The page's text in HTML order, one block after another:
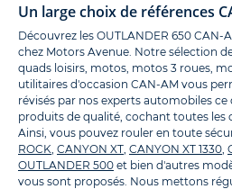
Un large choix de références
Découvrez les OUTLANDER 650 CAN-
chez Motors Avenue. Notre sélection
quads loisirs, motos, motos 3 roues,
utilitaires d'occasion CAN-AM vous
révisés par nos experts automobiles
produits de qualité, cochant toutes les
Ainsi, vous pouvez rouler en toute
ROCK CANYON XT CANYON XT 1330
OUTLANDER 500 et bien d'autres
vous sont proposés. Nous mettons